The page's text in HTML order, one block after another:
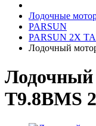
Лодочные
PARSUN
PARSUN 2Х
Лодочный
Лодочный
T9.8BMS